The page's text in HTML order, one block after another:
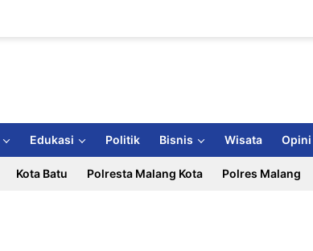
Edukasi Politik Bisnis Wisata Opini
Kota Batu Polresta Malang Kota Polres Malang